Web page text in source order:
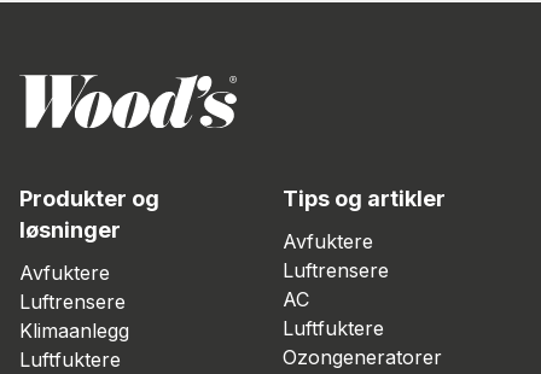
Produkter og
løsninger
Avfuktere
Luftrensere
Klimaanlegg
Luftfuktere
Tips og artikler
Avfuktere
Luftrensere
AC
Luftfuktere
Ozongeneratorer